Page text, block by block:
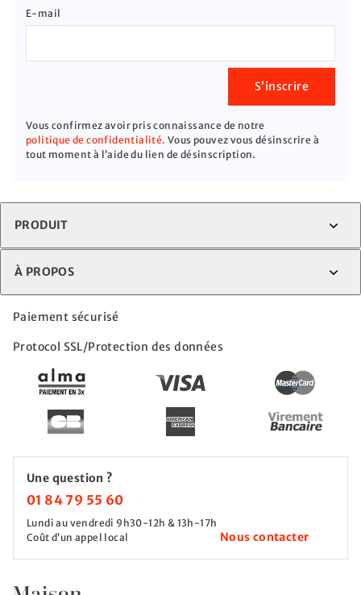
E-mail
S’inscrire
Vous confirmez avoir pris connaissance de notre
politique de confidentialité. Vous pouvez vous désinscrire à
tout moment à l’aide du lien de désinscription.
PRODUIT
À PROPOS
Paiement sécurisé
Protocol SSL/Protection des données
Une question ?
01 84 79 55 60
Lundi au vendredi 9h30-12h & 13h-17h
Coût d’un appel local
Nous contacter